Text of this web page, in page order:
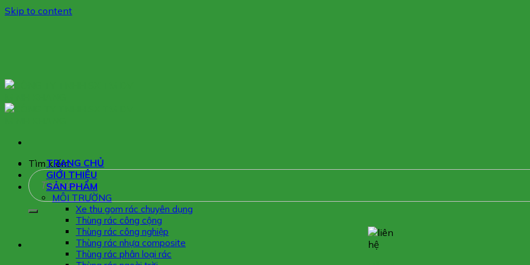
Skip to content
Tìm kiếm:
TRANG CHỦ
GIỚI THIỆU
SẢN PHẨM
MÔI TRƯỜNG
Xe thu gom rác chuyên dụng
Thùng rác công cộng
Thùng rác công nghiệp
Thùng rác nhựa composite
Thùng rác phân loại rác